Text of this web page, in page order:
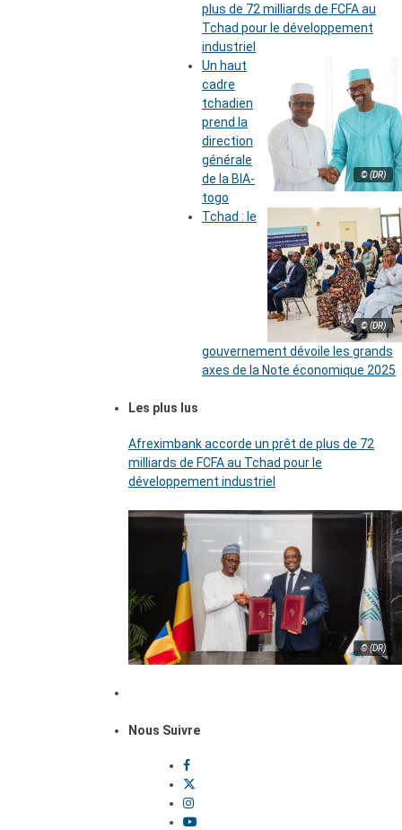
plus de 72 milliards de FCFA au
Tchad pour le développement
industriel
© (DR)
Un haut
cadre
tchadien
prend la
direction
générale
de la BIA-
togo
© (DR)
Tchad : le
gouvernement dévoile les grands
axes de la Note économique 2025
Les plus lus
Afreximbank accorde un prêt de plus de 72
milliards de FCFA au Tchad pour le
développement industriel
© (DR)
Nous Suivre